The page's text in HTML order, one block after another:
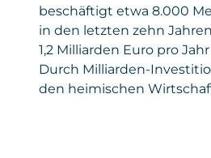
beschäftigt etwa 8.000
in den letzten zehn
1,2 Milliarden Euro pro
Durch Milliarden-
den heimischen